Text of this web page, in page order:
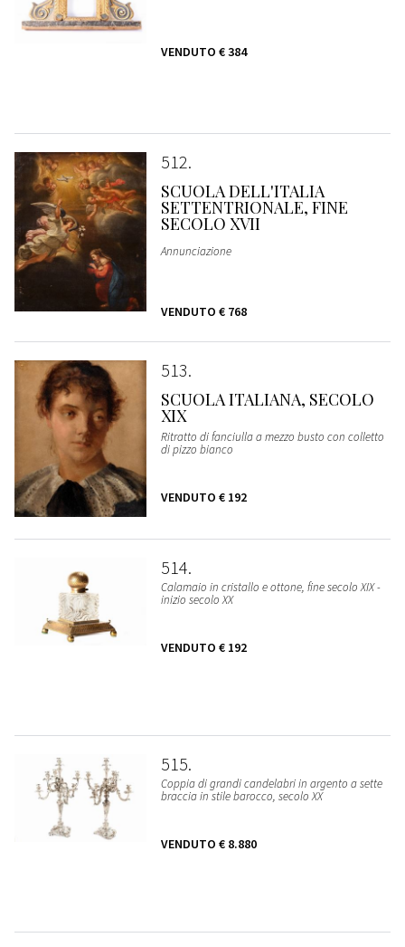
VENDUTO € 384
512
SCUOLA DELL'ITALIA
SETTENTRIONALE, FINE
SECOLO XVII
Annunciazione
VENDUTO € 768
513
SCUOLA ITALIANA, SECOLO
XIX
Ritratto di fanciulla a mezzo busto con colletto
di pizzo bianco
VENDUTO € 192
514
Calamaio in cristallo e ottone, fine secolo XIX -
inizio secolo XX
VENDUTO € 192
515
Coppia di grandi candelabri in argento a sette
braccia in stile barocco, secolo XX
VENDUTO € 8.880